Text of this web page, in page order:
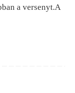
a versenyt.A